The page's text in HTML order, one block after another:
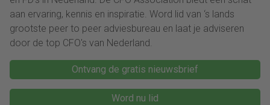
aan ervaring, kennis en inspiratie. Word lid van ‘s lands
grootste peer to peer adviesbureau en laat je adviseren
door de top CFO's van Nederland.
Ontvang de gratis nieuwsbrief
Word nu lid